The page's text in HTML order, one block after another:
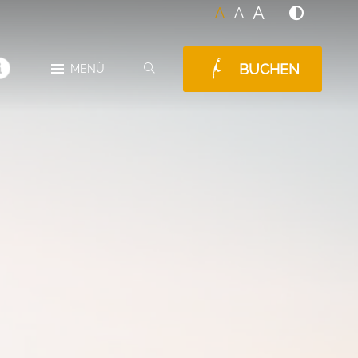
A A A
MENÜ BUCHEN